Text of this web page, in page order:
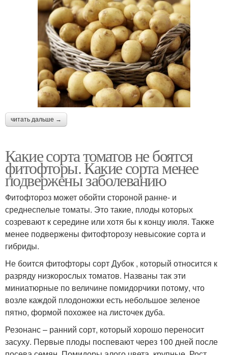
читать дальше →
Какие сорта томатов не боятся
фитофторы. Какие сорта менее
подвержены заболеванию
Фитофтороз может обойти стороной ранне- и
среднеспелые томаты. Это такие, плоды которых
созревают к середине или хотя бы к концу июля. Также
менее подвержены фитофторозу невысокие сорта и
гибриды.
Не боится фитофторы сорт Дубок , который относится к
разряду низкорослых томатов. Названы так эти
миниатюрные по величине помидорчики потому, что
возле каждой плодоножки есть небольшое зеленое
пятно, формой похожее на листочек дуба.
Резонанс – ранний сорт, который хорошо переносит
засуху. Первые плоды поспевают через 100 дней после